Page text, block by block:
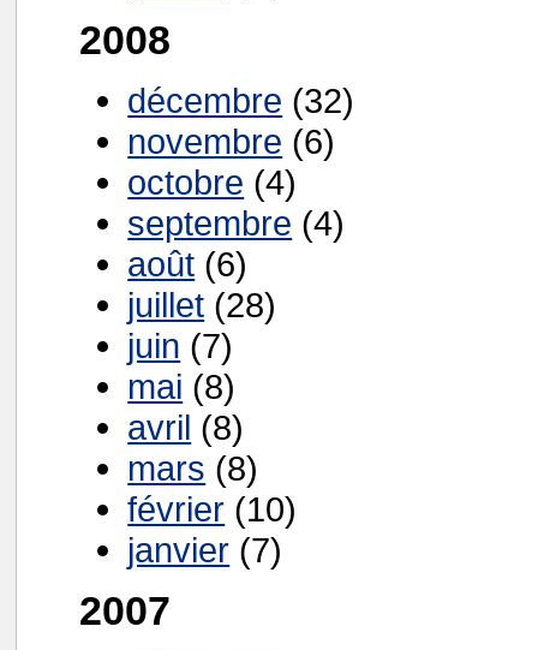
2008
décembre (32)
novembre (6)
octobre (4)
septembre (4)
août (6)
juillet (28)
juin (7)
mai (8)
avril (8)
mars (8)
février (10)
janvier (7)
2007